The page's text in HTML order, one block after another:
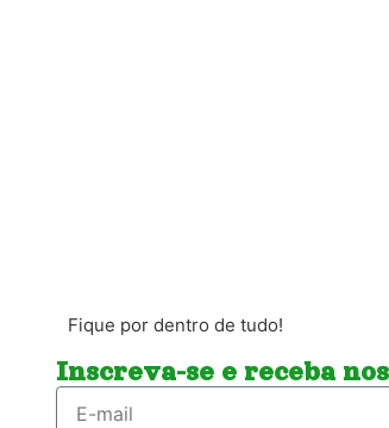
Fique por dentro de tudo!
Inscreva-se e receba